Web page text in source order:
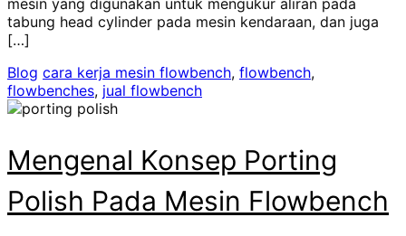
mesin yang digunakan untuk mengukur aliran pada
tabung head cylinder pada mesin kendaraan, dan juga
[…]
Blog cara kerja mesin flowbench, flowbench,
flowbenches, jual flowbench
Mengenal Konsep Porting
Polish Pada Mesin Flowbench